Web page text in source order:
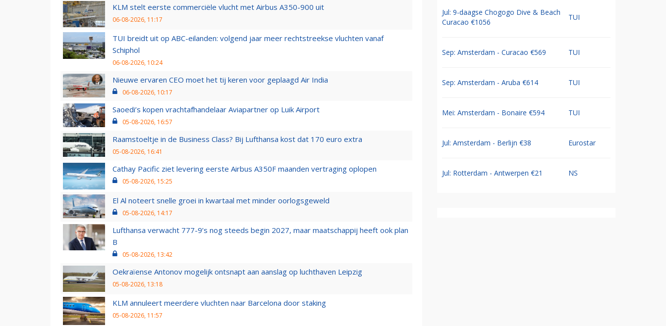
KLM stelt eerste commerciële vlucht met Airbus A350-900 uit
06-08-2026, 11:17
TUI breidt uit op ABC-eilanden: volgend jaar meer rechtstreekse vluchten vanaf
Schiphol
06-08-2026, 10:24
Nieuwe ervaren CEO moet het tij keren voor geplaagd Air India
06-08-2026, 10:17
Saoedi’s kopen vrachtafhandelaar Aviapartner op Luik Airport
05-08-2026, 16:57
Raamstoeltje in de Business Class? Bij Lufthansa kost dat 170 euro extra
05-08-2026, 16:41
Cathay Pacific ziet levering eerste Airbus A350F maanden vertraging oplopen
05-08-2026, 15:25
El Al noteert snelle groei in kwartaal met minder oorlogsgeweld
05-08-2026, 14:17
Lufthansa verwacht 777-9’s nog steeds begin 2027, maar maatschappij heeft ook plan
B
05-08-2026, 13:42
Oekraïense Antonov mogelijk ontsnapt aan aanslag op luchthaven Leipzig
05-08-2026, 13:18
KLM annuleert meerdere vluchten naar Barcelona door staking
05-08-2026, 11:57
Jul: 9-daagse Chogogo Dive & Beach
Curacao €1056
TUI
Sep: Amsterdam - Curacao €569 TUI
Sep: Amsterdam - Aruba €614 TUI
Mei: Amsterdam - Bonaire €594 TUI
Jul: Amsterdam - Berlijn €38 Eurostar
Jul: Rotterdam - Antwerpen €21 NS